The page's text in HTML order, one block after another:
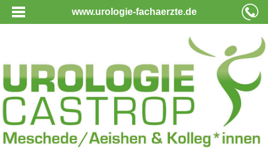
www.urologie-fachaerzte.de